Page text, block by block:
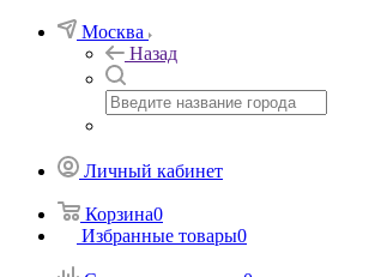
Москва
Назад
Личный кабинет
Корзина0
Избранные товары0